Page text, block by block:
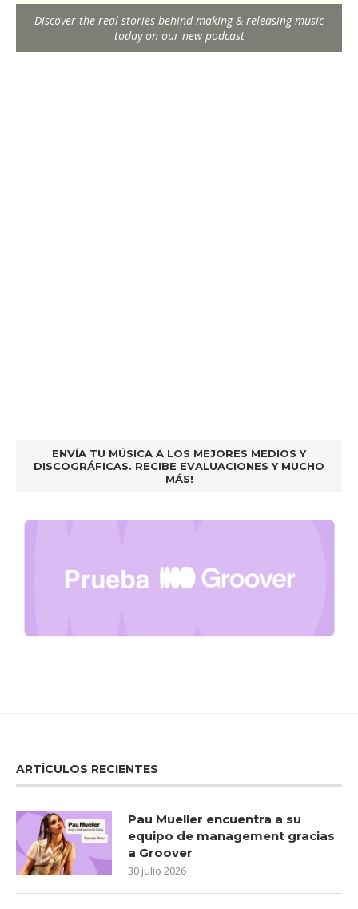
Discover the real stories behind making & releasing music
today on our new podcast
ENVÍA TU MÚSICA A LOS MEJORES MEDIOS Y
DISCOGRÁFICAS. RECIBE EVALUACIONES Y MUCHO
MÁS!
ARTÍCULOS RECIENTES
Pau Mueller encuentra a su
equipo de management gracias
a Groover
30 julio 2026